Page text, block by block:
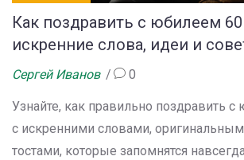
Как поздравить с юбилеем 60
искренние слова, идеи и
Сергей Иванов 0
Узнайте, как правильно поздравить
с искренними словами,
тостами, которые запомнятся